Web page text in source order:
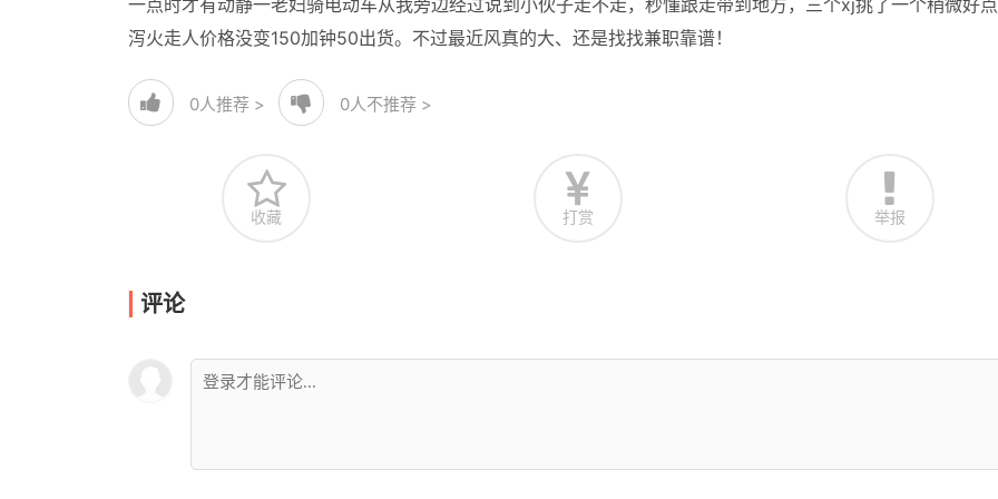
一点时才有动静一老妇骑电动车从我旁边经过说到小伙子走不走，秒懂跟走带到地方，三个xj挑了一个稍微好
泻火走人价格没变150加钟50出货。不过最近风真的大、还是找找兼职靠谱！
0人推荐 > 0人不推荐 >
收藏 打赏 举报
评论